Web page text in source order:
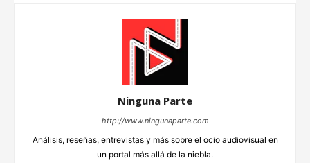
Ninguna Parte
http://www.ningunaparte.com
Análisis, reseñas, entrevistas y más sobre el ocio audiovisual en
un portal más allá de la niebla.